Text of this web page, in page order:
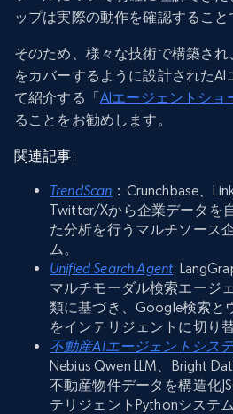
ップは実際の動作を確認すること
そのため、様々な技術で構築さ
をカバーするように設計されたAI
て紹介する「AIエージェントショ
ることをお勧めします。
関連記事:
TrendScan ：Crunchbase、
Twitter/Xから企業データを
た分析を行うマルチソース
ム。
Unified Search Agent:
マルチモーダル検索エージ
類に基づき、Google検索と
をインテリジェントに切り替
不動産AIエージェントシス
Nebius Qwen LLM、Bright
不動産物件データを構造化
テリジェントPythonシステム